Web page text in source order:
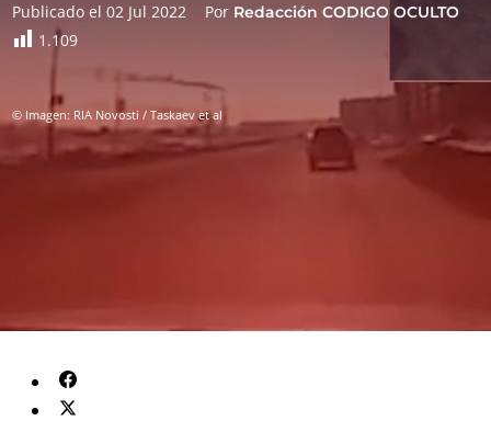
Publicado el 02 Jul 2022 Por Redacción CODIGO OCULTO
1.109
© Imagen: RIA Novosti / Taskaev et al